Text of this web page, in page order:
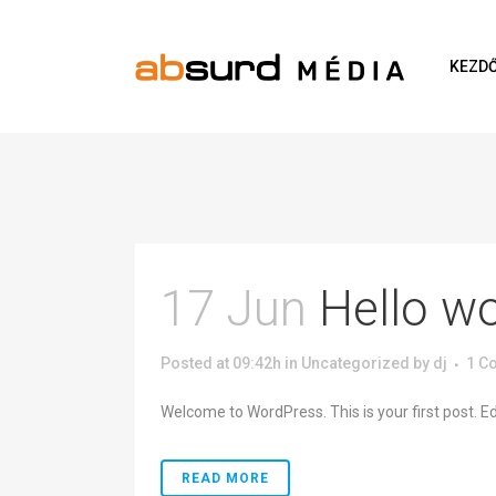
17 Jun Hello
Posted at 09:42h in Uncategorized by dj 1
Welcome to WordPress. This is your first post.
READ MORE